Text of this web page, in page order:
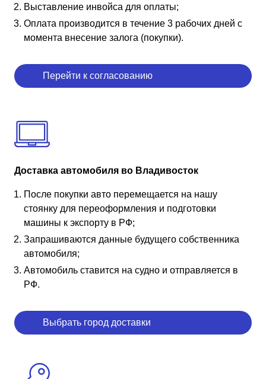
Выставление инвойса для оплаты;
Оплата производится в течение 3 рабочих дней с
момента внесение залога (покупки).
Перейти к согласованию
Доставка автомобиля во Владивосток
После покупки авто перемещается на нашу
стоянку для переоформления и подготовки
машины к экспорту в РФ;
Запрашиваются данные будущего собственника
автомобиля;
Автомобиль ставится на судно и отправляется в
РФ.
Выбрать город доставки